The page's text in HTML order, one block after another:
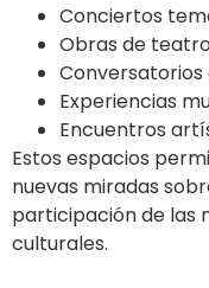
Conciertos
Obras de teatro
Experiencias
Encuentros
Estos espacios
nuevas miradas
participación de las
culturales.